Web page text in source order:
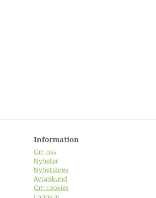
Information
Om oss
Nyheter
Nyhetsbrev
Avtalskund
Om cookies